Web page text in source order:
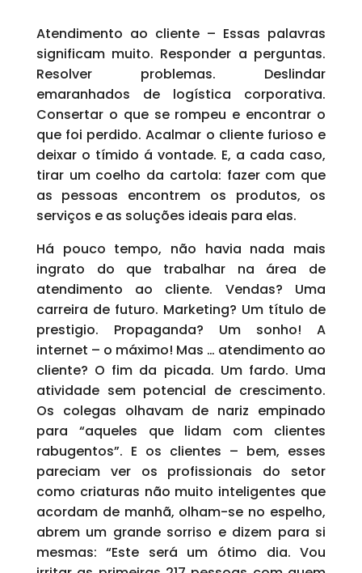
Atendimento ao cliente – Essas palavras
significam muito. Responder a perguntas.
Resolver problemas. Deslindar
emaranhados de logística corporativa.
Consertar o que se rompeu e encontrar o
que foi perdido. Acalmar o cliente furioso e
deixar o tímido á vontade. E, a cada caso,
tirar um coelho da cartola: fazer com que
as pessoas encontrem os produtos, os
serviços e as soluções ideais para elas.
Há pouco tempo, não havia nada mais
ingrato do que trabalhar na área de
atendimento ao cliente. Vendas? Uma
carreira de futuro. Marketing? Um título de
prestigio. Propaganda? Um sonho! A
internet – o máximo! Mas … atendimento ao
cliente? O fim da picada. Um fardo. Uma
atividade sem potencial de crescimento.
Os colegas olhavam de nariz empinado
para “aqueles que lidam com clientes
rabugentos”. E os clientes – bem, esses
pareciam ver os profissionais do setor
como criaturas não muito inteligentes que
acordam de manhã, olham-se no espelho,
abrem um grande sorriso e dizem para si
mesmas: “Este será um ótimo dia. Vou